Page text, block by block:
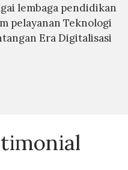
lembaga pendidikan
pelayanan Teknologi
Era Digitalisasi